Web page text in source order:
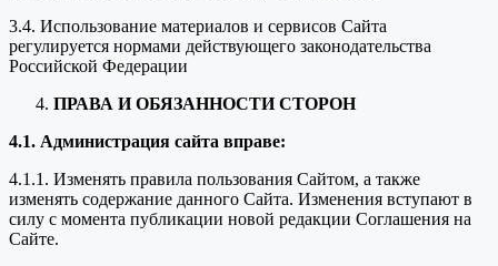
3.4. Использование материалов и сервисов Сайта
регулируется нормами действующего законодательства
Российской Федерации
ПРАВА И ОБЯЗАННОСТИ СТОРОН
4.1. Администрация сайта вправе:
4.1.1. Изменять правила пользования Сайтом, а также
изменять содержание данного Сайта. Изменения вступают в
силу с момента публикации новой редакции Соглашения на
Сайте.